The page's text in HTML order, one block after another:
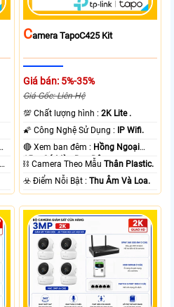
CAmera TapoC425 Kit
Giá bán: 5%-35%
Giá Gốc: Liên Hệ
💯 Chất lượng hình :2K Lite .
🌠 Công Nghệ Sử Dụng : IP Wifi.
🔴 Xem ban đêm : Hồng Ngoại
15m Có Màu Ban Ðêm.
⛓ Camera Theo MẫuThân Plastic.
️☣️ Điểm Nỗi Bật :Thu Âm Và Loa.